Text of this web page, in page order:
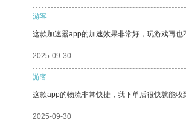
游客
这款加速器app的加速效果非常好，玩游戏再
2025-09-30
游客
这款app的物流非常快捷，我下单后很快就能收
2025-09-30